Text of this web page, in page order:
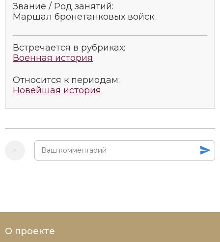
Звание / Род занятий:
Маршал бронетанковых войск
Встречается в рубриках:
Военная история
Относится к периодам:
Новейшая история
О проекте